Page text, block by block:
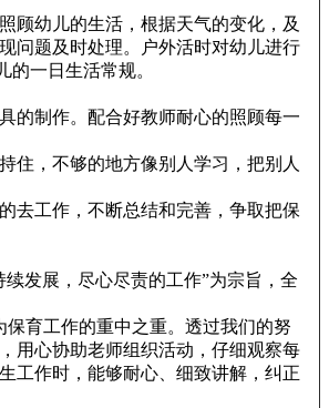
顾幼儿的生活，根据天气的变化，及
问题及时处理。户外活时对幼儿进行
一日生活常规。
的制作。配合好教师耐心的照顾每一
住，不够的地方像别人学习，把别人
去工作，不断总结和完善，争取把保
发展，尽心尽责的工作”为宗旨，全
育工作的重中之重。透过我们的努
用心协助老师组织活动，仔细观察每
工作时，能够耐心、细致讲解，纠正